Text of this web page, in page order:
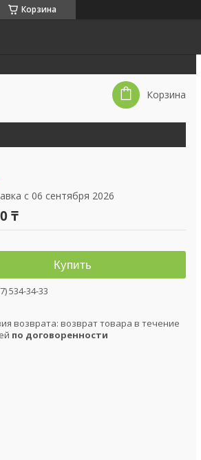
Корзина
Корзина
с 06 сентября 2026
₸
Купить
534-34-33
возврат товара в течение
по договоренности